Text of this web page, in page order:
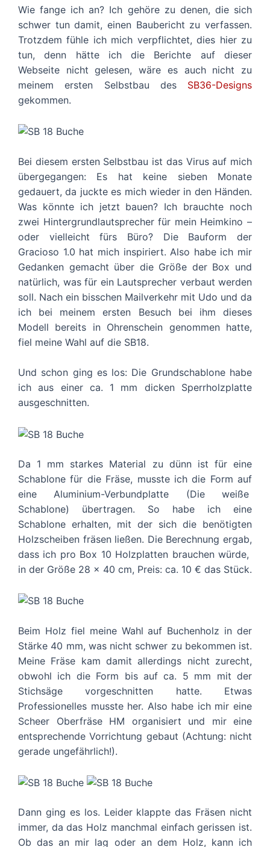
Wie fange ich an? Ich gehöre zu denen, die sich
schwer tun damit, einen Baubericht zu verfassen.
Trotzdem fühle ich mich verpflichtet, dies hier zu
tun, denn hätte ich die Berichte auf dieser
Webseite nicht gelesen, wäre es auch nicht zu
meinem ersten Selbstbau des SB36-Designs
gekommen.
Bei diesem ersten Selbstbau ist das Virus auf mich
übergegangen: Es hat keine sieben Monate
gedauert, da juckte es mich wieder in den Händen.
Was könnte ich jetzt bauen? Ich brauchte noch
zwei Hintergrundlautsprecher für mein Heimkino –
oder vielleicht fürs Büro? Die Bauform der
Gracioso 1.0 hat mich inspiriert. Also habe ich mir
Gedanken gemacht über die Größe der Box und
natürlich, was für ein Lautsprecher verbaut werden
soll. Nach ein bisschen Mailverkehr mit Udo und da
ich bei meinem ersten Besuch bei ihm dieses
Modell bereits in Ohrenschein genommen hatte,
fiel meine Wahl auf die SB18.
Und schon ging es los: Die Grundschablone habe
ich aus einer ca. 1 mm dicken Sperrholzplatte
ausgeschnitten.
Da 1 mm starkes Material zu dünn ist für eine
Schablone für die Fräse, musste ich die Form auf
eine Aluminium-Verbundplatte (Die weiße
Schablone) übertragen. So habe ich eine
Schablone erhalten, mit der sich die benötigten
Holzscheiben fräsen ließen. Die Berechnung ergab,
dass ich pro Box 10 Holzplatten brauchen würde,
in der Größe 28 x 40 cm, Preis: ca. 10 € das Stück.
Beim Holz fiel meine Wahl auf Buchenholz in der
Stärke 40 mm, was nicht schwer zu bekommen ist.
Meine Fräse kam damit allerdings nicht zurecht,
obwohl ich die Form bis auf ca. 5 mm mit der
Stichsäge vorgeschnitten hatte. Etwas
Professionelles musste her. Also habe ich mir eine
Scheer Oberfräse HM organisiert und mir eine
entsprechende Vorrichtung gebaut (Achtung: nicht
gerade ungefährlich!).
Dann ging es los. Leider klappte das Fräsen nicht
immer, da das Holz manchmal einfach gerissen ist.
Ob das an mir lag oder an dem Holz, kann ich